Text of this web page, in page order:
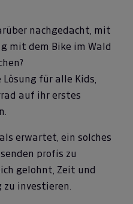
nachgedacht, mit
mit dem Bike im Wald
für alle Kids,
auf ihr erstes
erwartet, ein solches
profis zu
gelohnt, Zeit und
investieren.